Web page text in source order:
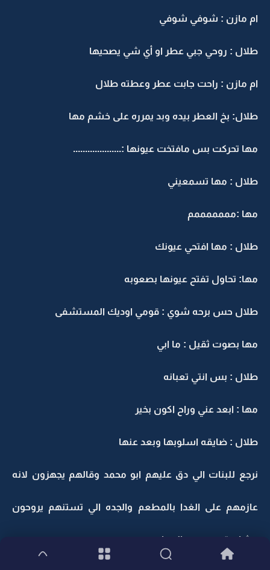
ام مازن : شوفي شوفي
طلال : روحي جبي عطر او أي شي يصحيها
ام مازن : راحت جابت عطر وعطته طلال
طلال: بخ العطر بيده وبد يمرره على خشم مها
مها تحركت بس مافتخت عيونها :....................
طلال : مها تسمعيني
مها :مممممممم
طلال : مها افتحي عيونك
مها: تحاول تفتح عيونها بصعوبه
طلال حس برحه شوي : قومي اوديك المستشفى
مها بصوت ثقيل : ما ابي
طلال : بس انتي تعبانه
مها : ابعد عني وراح اكون بخير
طلال : ضايقه اسلوبها وبعد عنها
نرجع للبنات الي دق عليهم ابو محمد وقالهم يجهزون لانه
عازمهم على الغدا بالمطعم والجده الي تستنهم يروحون
عشان تروح بيت والدها